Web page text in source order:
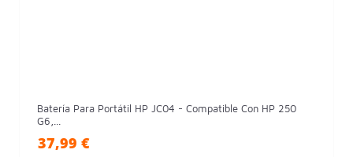
Batería Para Portátil HP JC04 - Compatible Con HP 250
G6,...
37,99 €